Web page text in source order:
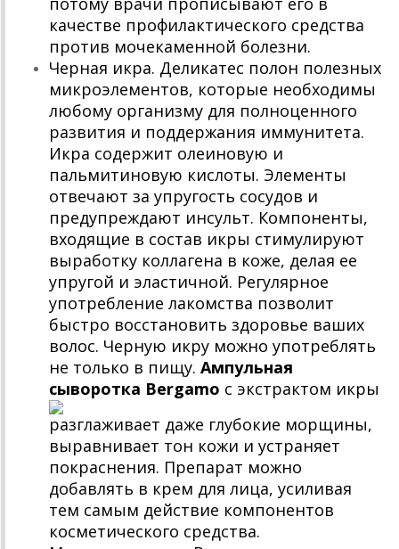
качестве профилактического средства
против мочекаменной болезни.
Черная икра. Деликатес полон полезных
микроэлементов, которые необходимы
любому организму для полноценного
развития и поддержания иммунитета.
Икра содержит олеиновую и
пальмитиновую кислоты. Элементы
отвечают за упругость сосудов и
предупреждают инсульт. Компоненты,
входящие в состав икры стимулируют
выработку коллагена в коже, делая ее
упругой и эластичной. Регулярное
употребление лакомства позволит
быстро восстановить здоровье ваших
волос. Черную икру можно употреблять
не только в пищу. Ампульная
сыворотка Bergamo с экстрактом икры
разглаживает даже глубокие морщины,
выравнивает тон кожи и устраняет
покраснения. Препарат можно
добавлять в крем для лица, усиливая
тем самым действие компонентов
косметического средства.